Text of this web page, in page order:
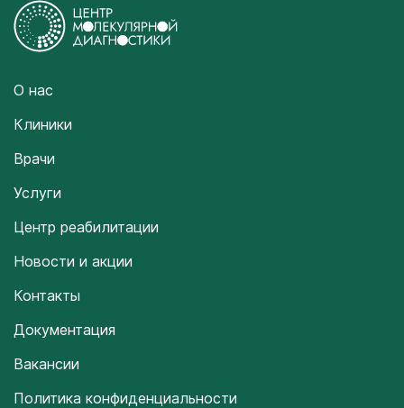
О нас
Клиники
Врачи
Услуги
Центр реабилитации
Новости и акции
Контакты
Документация
Вакансии
Политика конфиденциальности